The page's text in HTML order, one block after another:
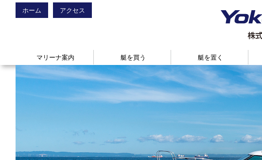
ホーム アクセス
マリーナ案内 艇を買う 艇を置く